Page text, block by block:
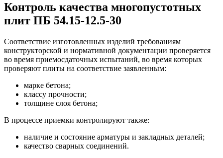
Контроль качества многопустотных
плит ПБ 54.15-12.5-30
Соответствие изготовленных изделий требованиям
конструкторской и нормативной документации проверяется
во время приемосдаточных испытаний, во время которых
проверяют плиты на соответствие заявленным:
марке бетона;
классу прочности;
толщине слоя бетона;
В процессе приемки контролируют также:
наличие и состояние арматуры и закладных деталей;
качество сварных соединений.